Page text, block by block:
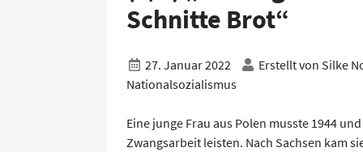
Schnitte Brot“
27. Januar 2022 Erstellt von Silke
Nationalsozialismus
Eine junge Frau aus Polen musste 1944
Zwangsarbeit leisten. Nach Sachsen kam